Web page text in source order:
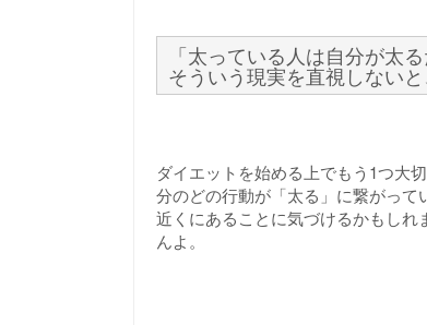
「太っている人は自分が太
そういう現実を直視しない
ダイエットを始める上でもう1つ大
分のどの行動が「太る」に繋がっ
近くにあることに気づけるかもし
んよ。